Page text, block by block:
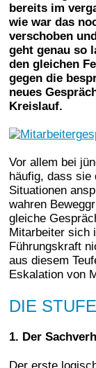
bereits im
wie war das
verschoben
geht genau so
den gleichen
gegen die
neues
Kreislauf.
Vor allem bei
häufig, dass sie
Situationen
wahren
gleiche
Mitarbeiter sich
Führungskraft
aus diesem
Eskalation von
DIE
1. Der
Der erste